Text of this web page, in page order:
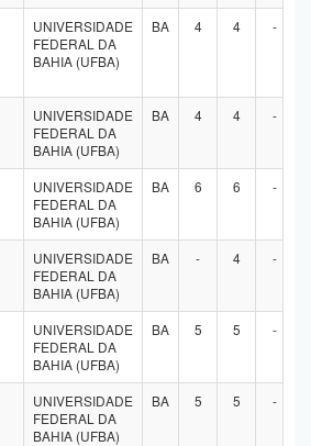
UNIVERSIDADE
FEDERAL DA
BAHIA (UFBA)
BA 4 4 -
UNIVERSIDADE
FEDERAL DA
BAHIA (UFBA)
BA 4 4 -
UNIVERSIDADE
FEDERAL DA
BAHIA (UFBA)
BA 6 6 -
UNIVERSIDADE
FEDERAL DA
BAHIA (UFBA)
BA - 4 -
UNIVERSIDADE
FEDERAL DA
BAHIA (UFBA)
BA 5 5 -
UNIVERSIDADE
FEDERAL DA
BAHIA (UFBA)
BA 5 5 -